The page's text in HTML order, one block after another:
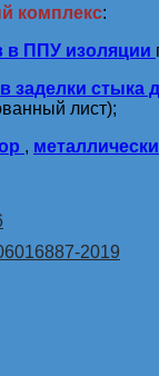
комплекс:
в ППУ изоляции
заделки стыка
лист);
,
2019